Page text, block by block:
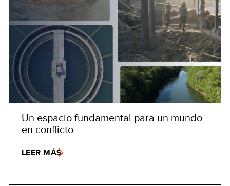
Un espacio fundamental para un mundo
en conflicto
LEER MÁS